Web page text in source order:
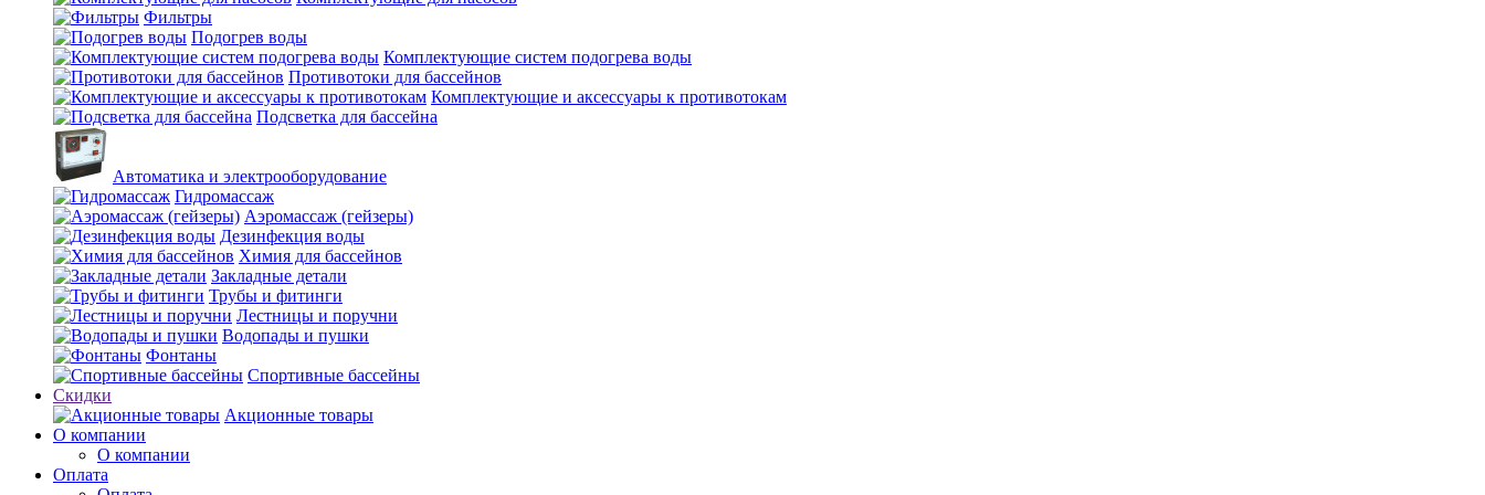
Фильтры
Подогрев воды
Комплектующие систем подогрева воды
Противотоки для бассейнов
Комплектующие и аксессуары к противотокам
Подсветка для бассейна
Автоматика и электрооборудование
Гидромассаж
Аэромассаж (гейзеры)
Дезинфекция воды
Химия для бассейнов
Закладные детали
Трубы и фитинги
Лестницы и поручни
Водопады и пушки
Фонтаны
Спортивные бассейны
Скидки
Акционные товары
О компании
О компании
Оплата